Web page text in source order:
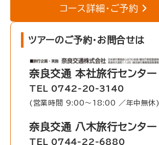
コース詳細・ご予約
ツアーのご予約・お問合せは
奈良交通 本社旅行センター
TEL 0742-20-3140
(営業時間 9:00〜18:00 ／年中無休)
奈良交通 八木旅行センター
TEL 0744-22-6880